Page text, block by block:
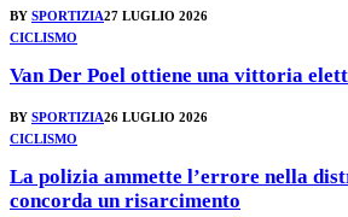
BY SPORTIZIA27 LUGLIO 2026
CICLISMO
Van Der Poel ottiene una vittoria
BY SPORTIZIA26 LUGLIO 2026
CICLISMO
La polizia ammette l’errore nella
concorda un risarcimento